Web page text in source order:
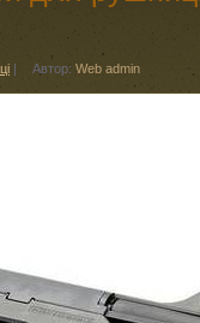
| Автор: Web admin